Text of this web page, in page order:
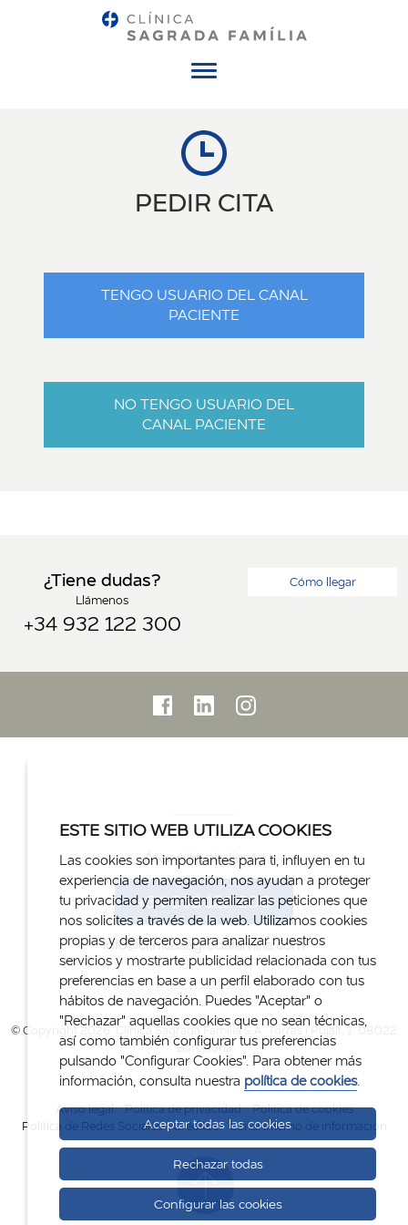
PEDIR CITA
TENGO USUARIO DEL CANAL
PACIENTE
NO TENGO USUARIO DEL
CANAL PACIENTE
¿Tiene dudas?
Llámenos
+34 932 122 300
Cómo llegar
Atención al cliente
+34 932 122 300
info@clinicasagradafamilia.com
© Copyright 2026. Clínica Sagrada Família S.A. Torras i Pujalt, 1. 08022
Barcelona
Aviso legal Política de privacidad
Política de cookies
Política de Redes Sociales
Créditos Canal interno de información
ESTE SITIO WEB UTILIZA COOKIES
Las cookies son importantes para ti, influyen en tu
experiencia de navegación, nos ayudan a proteger
tu privacidad y permiten realizar las peticiones que
nos solicites a través de la web. Utilizamos cookies
propias y de terceros para analizar nuestros
servicios y mostrarte publicidad relacionada con tus
preferencias en base a un perfil elaborado con tus
hábitos de navegación. Puedes "Aceptar" o
"Rechazar" aquellas cookies que no sean técnicas,
así como también configurar tus preferencias
pulsando "Configurar Cookies". Para obtener más
información, consulta nuestra política de cookies.
Aceptar todas las cookies
Rechazar todas
Configurar las cookies